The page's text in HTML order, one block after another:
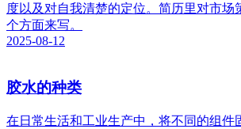
度以及对自我清楚的定位。简历里对市场
个方面来写。
2025-08-12
胶水的种类
在日常生活和工业生产中，将不同的组件